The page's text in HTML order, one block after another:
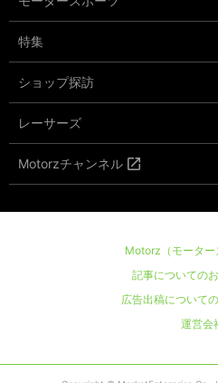
特集
ショップ探訪
レーサーズ
Motorzチャンネル
Motorz（モーター
記事についての
広告出稿について
運営会